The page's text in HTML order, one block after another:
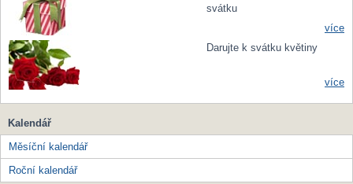
svátku
více
Darujte k svátku květiny
více
Kalendář
Měsíční kalendář
Roční kalendář